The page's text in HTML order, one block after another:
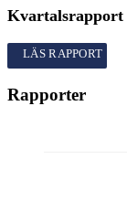
Kvartalsrapport
Kvartalsrapport
Rapporter